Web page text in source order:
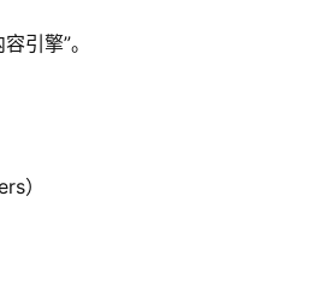
引擎”。
）